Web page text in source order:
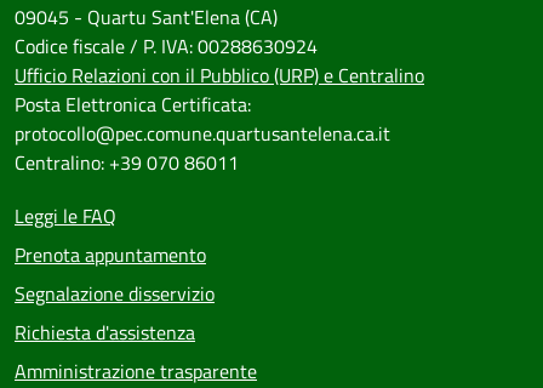
09045 - Quartu Sant'Elena (CA)
Codice fiscale / P. IVA: 00288630924
Ufficio Relazioni con il Pubblico (URP) e Centralino
Posta Elettronica Certificata:
protocollo@pec.comune.quartusantelena.ca.it
Centralino: +39 070 86011
Leggi le FAQ
Prenota appuntamento
Segnalazione disservizio
Richiesta d'assistenza
Amministrazione trasparente